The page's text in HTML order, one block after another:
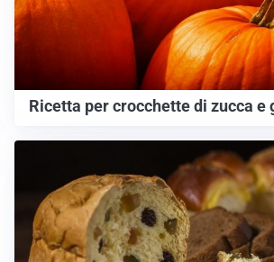
Ricetta per crocchette di zucca e